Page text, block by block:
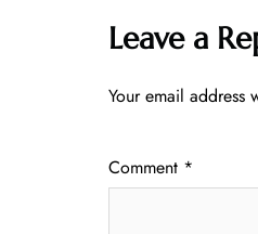
Leave a
Your email address
Comment *